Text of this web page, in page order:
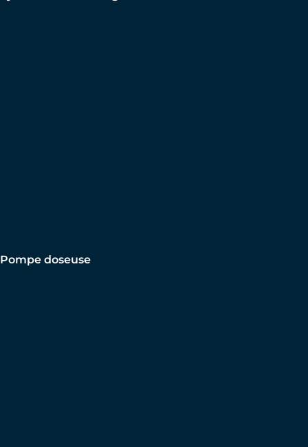
Pompe doseuse